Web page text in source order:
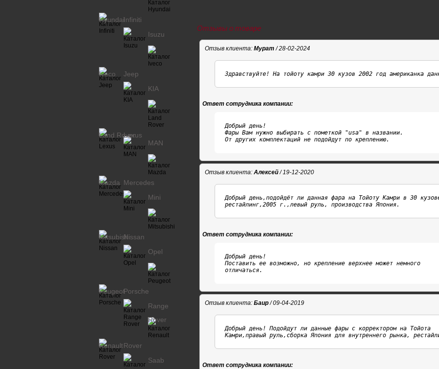
Отзывы о товаре
Отзыв клиента: Мурат/ 28-02-2024
Здравствуйте! На тойоту камри 30 кузов 2002 год американка
Ответ сотрудника компании:
Добрый день!
Фары Вам нужно выбирать с пометкой "usa" в названии.
От других комплектаций не подойдут по креплению.
Отзыв клиента: Алексей/ 19-12-2020
Добрый день,подойдёт ли данная фара на Тойоту Камри в 30
рестайлинг,2005 г.,левый руль, производства Япония.
Ответ сотрудника компании:
Добрый день!
Поставить ее возможно, но крепление верхнее может немного
отличаться.
Отзыв клиента: Баир/ 09-04-2019
Добрый день! Подойдут ли данные фары с корректором на Тойота
Камри,правый руль,сборка Япония для внутреннего рынка,
Ответ сотрудника компании:
HyundaiInfiniti
Isuzu
Iveco
Jeep
KIA
Land Rover
Lexus
MAN
Mazda Mercedes
Mini
MitsubishiNissan
Opel
PeugeotPorsche
Range
Rover
RenaultRover
Saab